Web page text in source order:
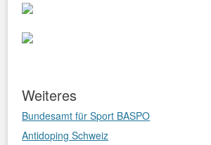
Weiteres
Bundesamt für Sport BASPO
Antidoping Schweiz